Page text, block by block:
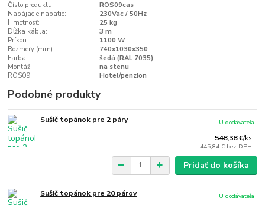
Číslo produktu:
ROS09cas
Napájacie napätie:
230Vac / 50Hz
Hmotnosť:
25 kg
Dĺžka kábla:
3 m
Príkon:
1100 W
Rozmery (mm):
740x1030x350
Farba:
šedá (RAL 7035)
Montáž:
na stenu
ROS09:
Hotel/penzion
Podobné produkty
Sušič topánok pre 2 páry
548,38 €/ks
445,84 € bez DPH
U dodávateľa
Pridať do košíka
Sušič topánok pre 20 párov
U dodávateľa